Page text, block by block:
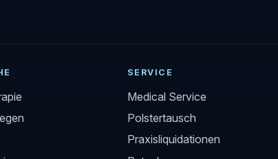
SERVICE
Medical Service
Polstertausch
Praxisliquidationen